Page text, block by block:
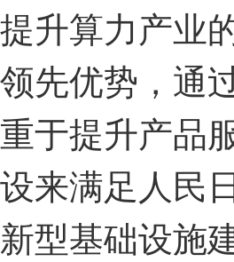
提升算力产业
领先优势，通
重于提升产品
设来满足人民
新型基础设施